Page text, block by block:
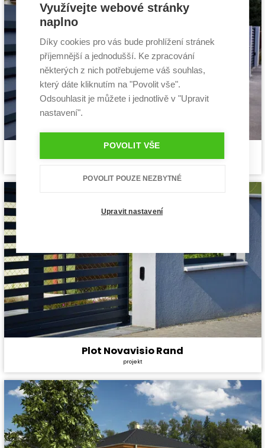
Užitná plocha:
0 m²
Cena stavby svépomocí:
Užitná plocha:
0 m²
Plot Novavisio Rand
projekt
Využívejte webové stránky
naplno
Díky cookies pro vás bude prohlížení stránek
příjemnější a jednodušší. Ke zpracování
některých z nich potřebujeme váš souhlas,
který dáte kliknutím na "Povolit vše".
Odsouhlasit je můžete i jednotlivě v "Upravit
nastavení".
POVOLIT VŠE
POVOLIT POUZE NEZBYTNÉ
Upravit nastavení